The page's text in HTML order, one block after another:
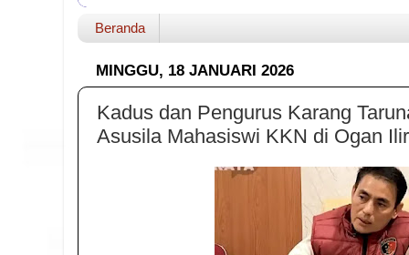
Beranda
MINGGU, 18 JANUARI 2026
Kadus dan Pengurus Karang
Asusila Mahasiswi KKN di Ogan Ilir